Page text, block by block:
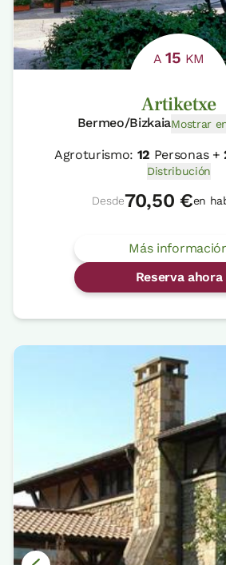
A15 KM
Artiketxe
Bermeo/BizkaiaMostrar
Agroturismo: 12 Personas +
Distribución
Desde70,50 €en
Más
Reserva ahora